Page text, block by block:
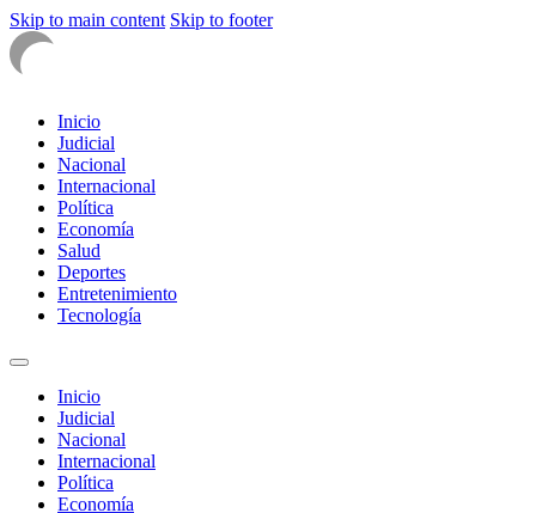
Skip to main content Skip to footer
Inicio
Judicial
Nacional
Internacional
Política
Economía
Salud
Deportes
Entretenimiento
Tecnología
Inicio
Judicial
Nacional
Internacional
Política
Economía